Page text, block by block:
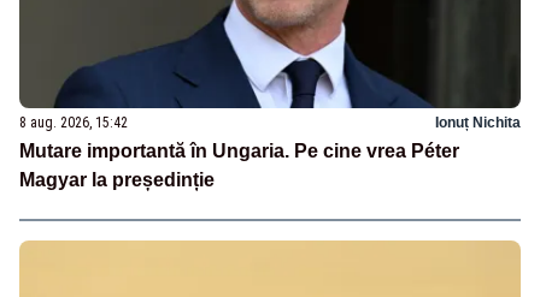
8 aug. 2026, 15:42 Ionuț Nichita
Mutare importantă în Ungaria. Pe cine vrea Péter
Magyar la președinție